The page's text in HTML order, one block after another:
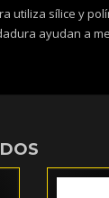
utiliza sílice y
ayudan a